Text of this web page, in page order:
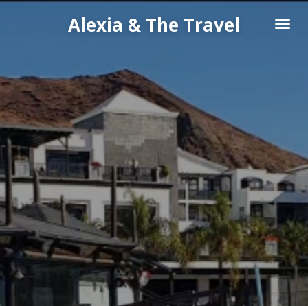
Alexia & The Travel